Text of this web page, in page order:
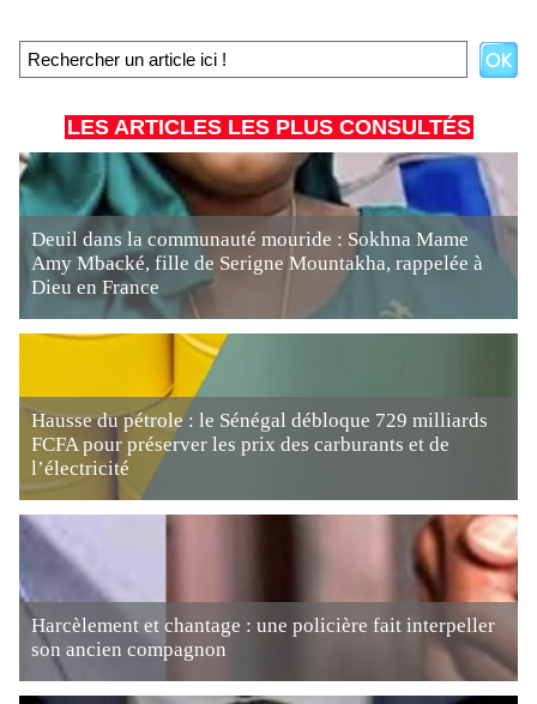
LES ARTICLES LES PLUS CONSULTÉS
Deuil dans la communauté mouride : Sokhna Mame
Amy Mbacké, fille de Serigne Mountakha, rappelée à
Dieu en France
Hausse du pétrole : le Sénégal débloque 729 milliards
FCFA pour préserver les prix des carburants et de
l’électricité
Harcèlement et chantage : une policière fait interpeller
son ancien compagnon